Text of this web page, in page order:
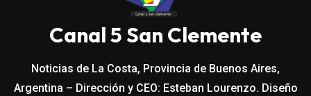
Canal 5 San Clemente
Noticias de La Costa, Provincia de Buenos Aires,
Argentina – Dirección y CEO: Esteban Lourenzo. Diseño